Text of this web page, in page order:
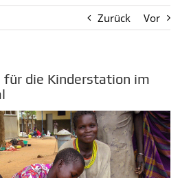
Zurück Vor
für die Kinderstation im